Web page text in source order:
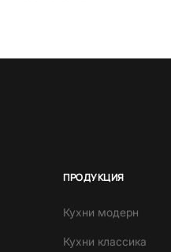
ПРОДУКЦИЯ
Кухни модерн
Кухни классика